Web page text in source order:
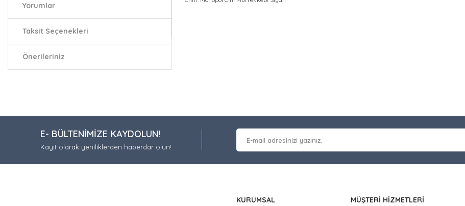
Yorumlar
Taksit Seçenekleri
Önerileriniz
Ürün fiyatı diğer sitelerden daha pahalı.
E- BÜLTENİMİZE KAYDOLUN!
Kayıt olarak yeniliklerden haberdar olun!
KURUMSAL MÜŞTERİ HİZMETLERİ